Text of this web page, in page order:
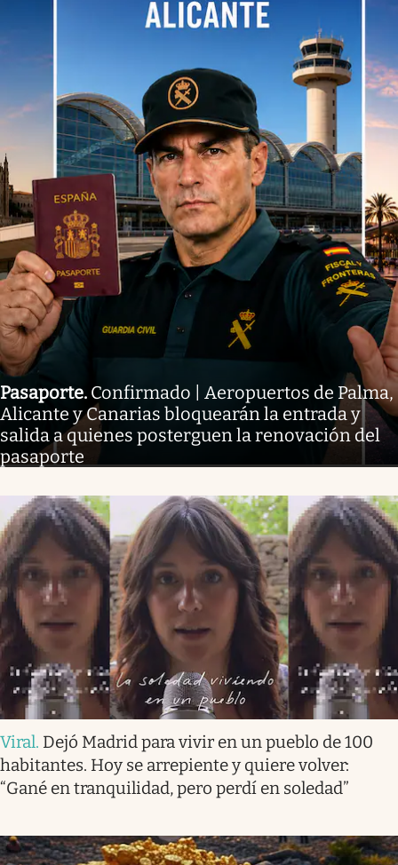
Pasaporte. Confirmado | Aeropuertos de Palma,
Alicante y Canarias bloquearán la entrada y
salida a quienes posterguen la renovación del
pasaporte
Viral. Dejó Madrid para vivir en un pueblo de 100
habitantes. Hoy se arrepiente y quiere volver:
“Gané en tranquilidad, pero perdí en soledad”